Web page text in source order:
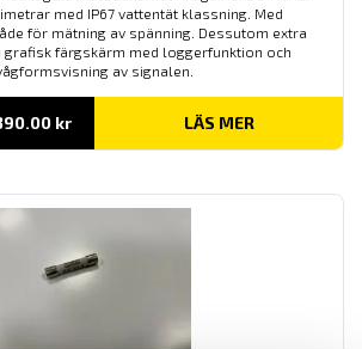
med IP67 vattentät klassning. Med
för mätning av spänning. Dessutom extra
färgskärm med loggerfunktion och
av signalen.
krPrisintervall:
till
LÄS MER